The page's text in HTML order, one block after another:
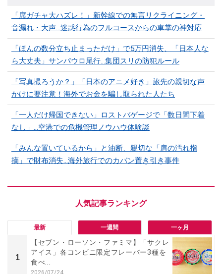
「席ガチャ大ハズレ！」新幹線での無言リクライニング・
音漏れ・大声...迷惑行為のフルコースからの車掌の神対応
「ほんの数分立ち止まっただけ」で5万円消失、「日本人な
ら大丈夫」サンパウロ尾行…集団スリの防犯ルール
「写真撮ろうか？」「日本のアニメ好き」旅先の親切な声
かけに要注意！海外でお金を騙し取られた人たち
「一人だけ帰国できない」ロストバゲージで「数日間下着
なし」…空港での危機管理ノウハウ体験談
「みんな置いているから」と油断、親切な「肩の汚れ指
摘」で財布消失…海外旅行でのカバン置き引き事件
最新 一週間 一ヶ月
1
【セブン・ローソン・ファミマ】「サクレ
アイス」各コンビニ限定フレーバー3種を
食べ...